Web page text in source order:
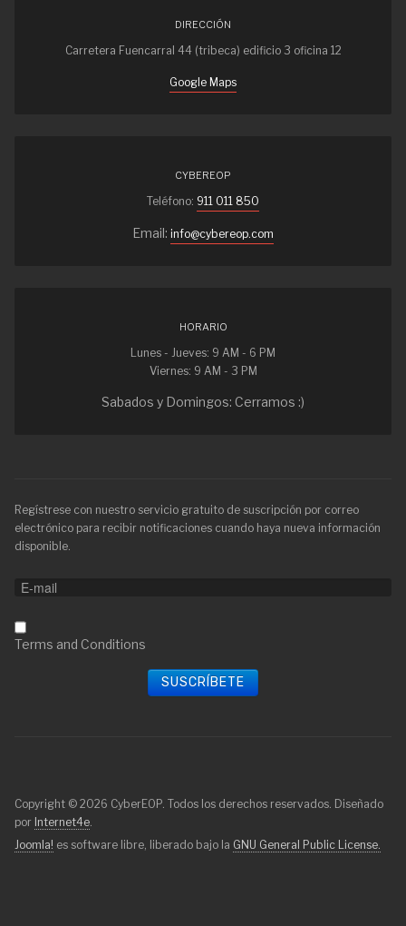
DIRECCIÓN
Carretera Fuencarral 44 (tribeca) edificio 3 oficina 12
Google Maps
CYBEREOP
Teléfono: 911 011 850
Email: info@cybereop.com
HORARIO
Lunes - Jueves: 9 AM - 6 PM
Viernes: 9 AM - 3 PM
Sabados y Domingos: Cerramos :)
Regístrese con nuestro servicio gratuito de suscripción por correo
electrónico para recibir notificaciones cuando haya nueva información
disponible.
Terms and Conditions
Copyright © 2026 CyberEOP. Todos los derechos reservados. Diseñado
por Internet4e.
Joomla! es software libre, liberado bajo la GNU General Public License.